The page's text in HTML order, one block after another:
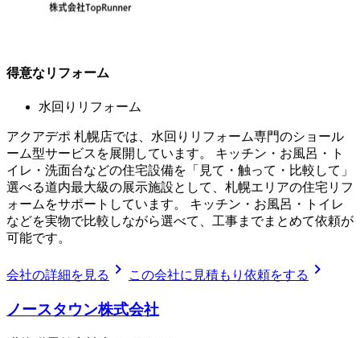
得意なリフォーム
水回りリフォーム
アクアデポ 札幌店では、水回りリフォーム専門のショール
ーム型サービスを展開しています。 キッチン・お風呂・ト
イレ・洗面台などの住宅設備を「見て・触って・比較して」
選べる道内最大級の展示施設として、札幌エリアの住宅リフ
ォームをサポートしています。 キッチン・お風呂・トイレ
などを実物で比較しながら選べて、工事までまとめて依頼が
可能です。
会社の詳細を見る chevron_right この会社に見積もり依頼をする chevron_right
ノースタウン株式会社